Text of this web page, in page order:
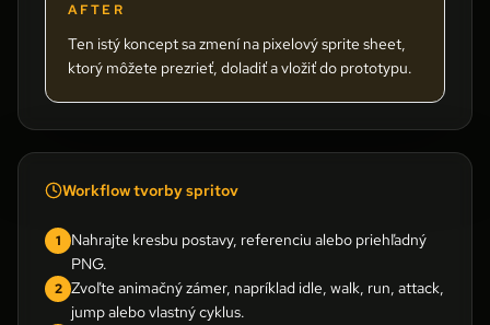
AFTER
Ten istý koncept sa zmení na pixelový sprite sheet,
ktorý môžete prezrieť, doladiť a vložiť do prototypu.
Workflow tvorby spritov
1
Nahrajte kresbu postavy, referenciu alebo priehľadný
PNG.
2 Zvoľte animačný zámer, napríklad idle, walk, run, attack,
jump alebo vlastný cyklus.